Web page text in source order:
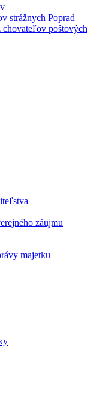
strážnych Poprad
chovateľov poštových
záujmu
majetku